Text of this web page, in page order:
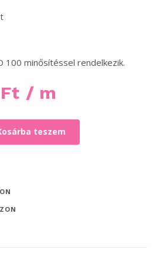
100 minősítéssel rendelkezik.
Ft / m
teszem